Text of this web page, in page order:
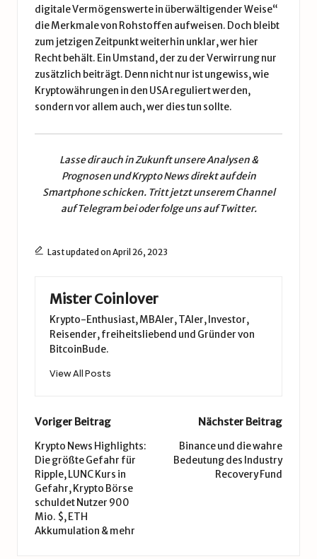
digitale Vermögenswerte in überwältigender Weise“
die Merkmale von Rohstoffen aufweisen. Doch bleibt
zum jetzigen Zeitpunkt weiterhin unklar, wer hier
Recht behält. Ein Umstand, der zu der Verwirrung nur
zusätzlich beiträgt. Denn nicht nur ist ungewiss, wie
Kryptowährungen in den USA reguliert werden,
sondern vor allem auch, wer dies tun sollte.
Lasse dir auch in Zukunft unsereAnalysen &
PrognosenundKrypto Newsdirekt auf dein
Smartphone schicken. Tritt jetzt unseremChannel
auf Telegrambei oder folge uns aufTwitter.
Last updated on April 26, 2023
Mister Coinlover
Krypto-Enthusiast, MBAler, TAler, Investor,
Reisender, freiheitsliebend und Gründer von
BitcoinBude.
View All Posts
Post
navigation
Voriger Beitrag
Krypto News Highlights:
Die größte Gefahr für
Ripple, LUNC Kurs in
Gefahr, Krypto Börse
schuldet Nutzer 900
Mio. $, ETH
Akkumulation & mehr
Nächster Beitrag
Binance und die wahre
Bedeutung des Industry
Recovery Fund